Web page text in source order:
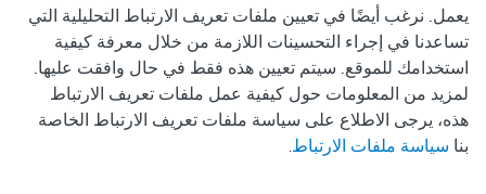
سياسة الخصوصية
شروط الاستخدام
سياسة ملفات تعريف الارتباط
يعمل. نرغب أيضًا في تعيين ملفات تعريف الارتباط التحليلية التي
تساعدنا في إجراء التحسينات اللازمة من خلال معرفة كيفية
استخدامك للموقع. سيتم تعيين هذه فقط في حال وافقت عليها.
لمزيد من المعلومات حول كيفية عمل ملفات تعريف الارتباط
هذه، يرجى الاطلاع على سياسة ملفات تعريف الارتباط الخاصة
بنا سياسة ملفات الارتباط.